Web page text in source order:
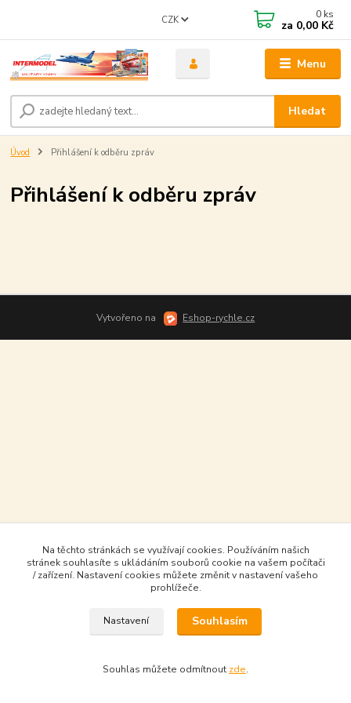
Menu
CZK
Hledat
0 ks
za 0,00 Kč
Úvod Přihlášení k odběru zpráv
Přihlášení k odběru zpráv
Vytvořeno na Eshop-rychle.cz
Na těchto stránkách se využívají cookies. Používáním našich
stránek souhlasíte s ukládáním souborů cookie na vašem počítači
/ zařízení. Nastavení cookies můžete změnit v nastavení vašeho
prohlížeče.
Nastavení Souhlasím
Souhlas můžete odmítnout zde.